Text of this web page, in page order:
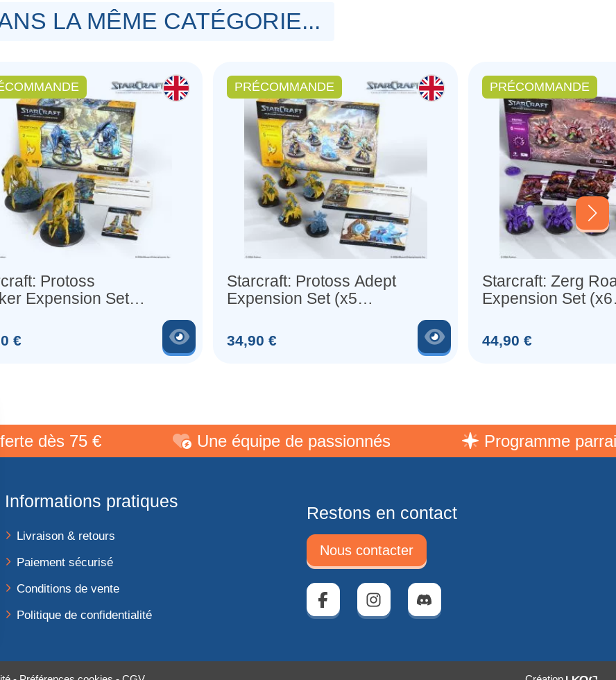
LA MÊME CATÉGORIE...
Protoss
Expension Set
€ Voir le produit
Starcraft: Protoss Adept
Expension Set (x5
Prix
34,90 €
PRÉCOMMANDE
Voir le produit
Starcraft: Zerg
Expension Set (x6
Prix
44,90 €
PRÉCOMMANDE
75 € Une équipe de passionnés Programme parrainage
Informations pratiques
Livraison & retours
Paiement sécurisé
Conditions de vente
Politique de confidentialité
Restons en contact
Nous contacter
Facebook Instagram